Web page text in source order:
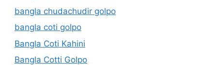
bangla chudachudir golpo
bangla coti golpo
Bangla Coti Kahini
Bangla Cotti Golpo